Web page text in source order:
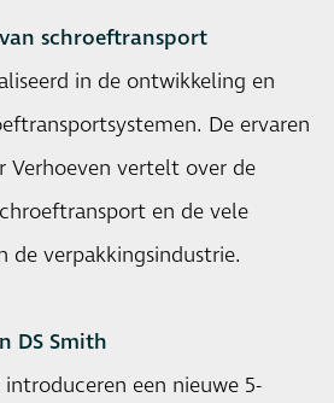
schroeftransport
in de ontwikkeling en
De ervaren
Verhoeven vertelt over de
en de vele
de verpakkingsindustrie.
DS Smith
introduceren een nieuwe 5-